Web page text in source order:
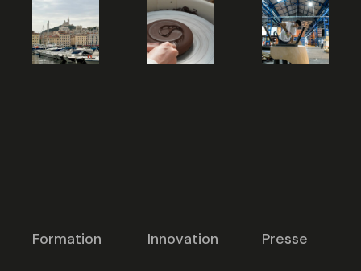
Formation Innovation Presse